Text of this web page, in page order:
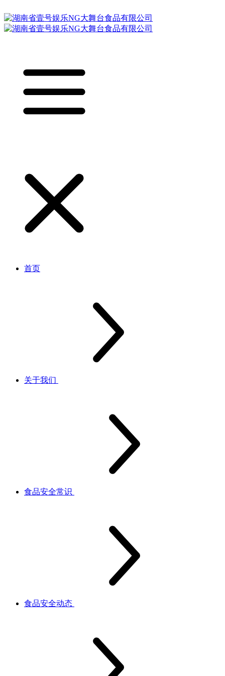
首页
关于我们
食品安全常识
食品安全动态